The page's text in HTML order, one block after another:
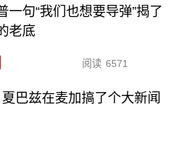
一句“我们也想要导弹”揭了
老底
阅读 6571
巴兹在麦加搞了个大新闻